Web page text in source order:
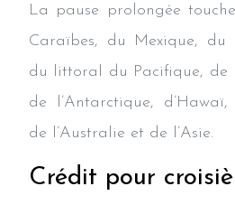
La pause prolongée
Caraïbes, du Mexique, du
du littoral du Pacifique, de
de l’Antarctique,
de l’Australie et de l’Asie.
Crédit pour